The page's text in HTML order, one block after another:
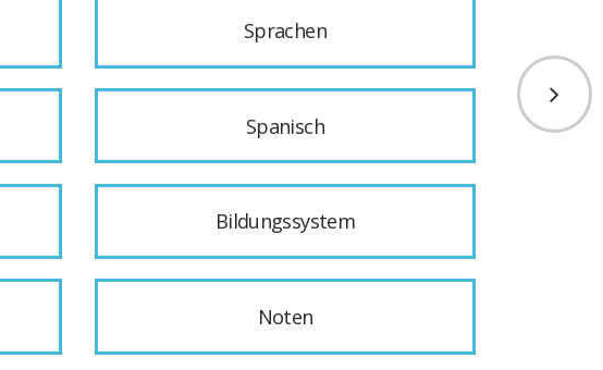
Sprachen
Spanisch
Bildungssystem
Noten